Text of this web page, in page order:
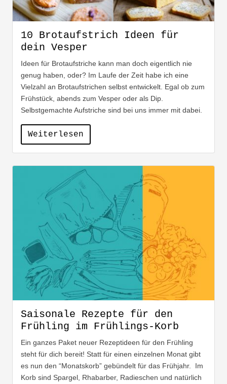
10 Brotaufstrich Ideen für
dein Vesper
Ideen für Brotaufstriche kann man doch eigentlich nie
genug haben, oder? Im Laufe der Zeit habe ich eine
Vielzahl an Brotaufstrichen selbst entwickelt. Egal ob zum
Frühstück, abends zum Vesper oder als Dip.
Selbstgemachte Aufstriche sind bei uns immer mit dabei.
Weiterlesen
Saisonale Rezepte für den
Frühling im Frühlings-Korb
Ein ganzes Paket neuer Rezeptideen für den Frühling
steht für dich bereit! Statt für einen einzelnen Monat gibt
es nun den “Monatskorb” gebündelt für das Frühjahr. Im
Korb sind Spargel, Rhabarber, Radieschen und natürlich